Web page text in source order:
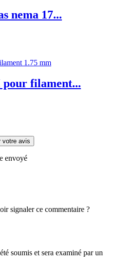
nema 17...
pour filament...
votre avis
envoyé
signaler ce commentaire ?
soumis et sera examiné par un